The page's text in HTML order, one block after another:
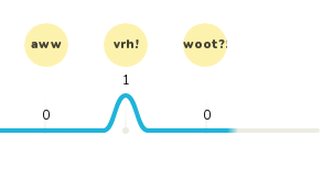
aww vrh! woot?!
0
1
0